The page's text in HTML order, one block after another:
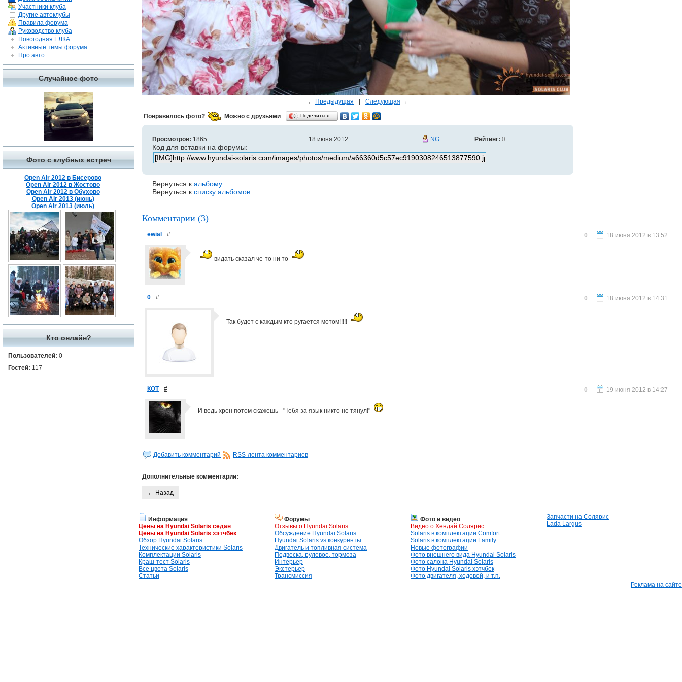
Участники клуба
Другие автоклубы
Правила форума
Руководство клуба
Новогодняя ЁЛКА
Активные темы форума
Про авто
Случайное фото
Фото с клубных встреч
Open Air 2012 в Бисерово
Open Air 2012 в Жостово
Open Air 2012 в Обухово
Open Air 2013 (июнь)
Open Air 2013 (июль)
Кто онлайн?
Пользователей: 0
Гостей: 117
← Предыдущая Следующая →
Понравилось фото? Можно с друзьями Поделиться…
Просмотров: 1865 18 июня 2012 NG Рейтинг: 0
Код для вставки на форумы:
Вернуться к альбому
Вернуться к списку альбомов
Комментарии (3)
ewial # 18 июня 2012 в 13:52
0
видать сказал че-то ни то
0 # 18 июня 2012 в 14:31
0
Так будет с каждым кто ругается мотом!!!!!
КОТ # 19 июня 2012 в 14:27
0
И ведь хрен потом скажешь - "Тебя за язык никто не тянул!"
Добавить комментарий RSS-лента комментариев
Дополнительные комментарии:
← Назад
Информация
Цены на Hyundai Solaris седан
Цены на Hyundai Solaris хэтчбек
Обзор Hyundai Solaris
Технические характеристики Solaris
Комплектации Solaris
Краш-тест Solaris
Все цвета Solaris
Статьи
Форумы
Отзывы о Hyundai Solaris
Обсуждение Hyundai Solaris
Hyundai Solaris vs конкуренты
Двигатель и топливная система
Подвеска, рулевое, тормоза
Интерьер
Экстерьер
Трансмиссия
Фото и видео
Видео о Хендай Солярис
Solaris в комплектации Comfort
Solaris в комплектации Family
Новые фотографии
Фото внешнего вида Hyundai Solaris
Фото салона Hyundai Solaris
Фото Hyundai Solaris хэтчбек
Фото двигателя, ходовой, и т.п.
Запчасти на Солярис
Lada Largus
Реклама на сайте